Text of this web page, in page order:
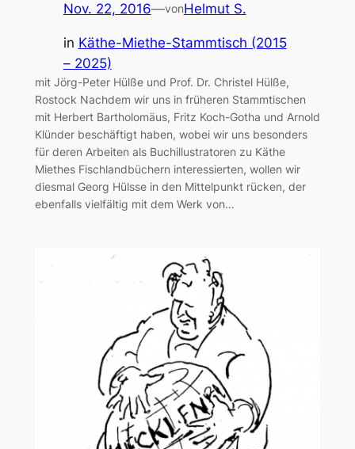
Nov. 22, 2016—vonHelmut S.
in Käthe-Miethe-Stammtisch (2015
– 2025)
mit Jörg-Peter Hülße und Prof. Dr. Christel Hülße,
Rostock Nachdem wir uns in früheren Stammtischen
mit Herbert Bartholomäus, Fritz Koch-Gotha und Arnold
Klünder beschäftigt haben, wobei wir uns besonders
für deren Arbeiten als Buchillustratoren zu Käthe
Miethes Fischlandbüchern interessierten, wollen wir
diesmal Georg Hülsse in den Mittelpunkt rücken, der
ebenfalls vielfältig mit dem Werk von…